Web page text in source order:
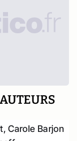
Carole Barjon